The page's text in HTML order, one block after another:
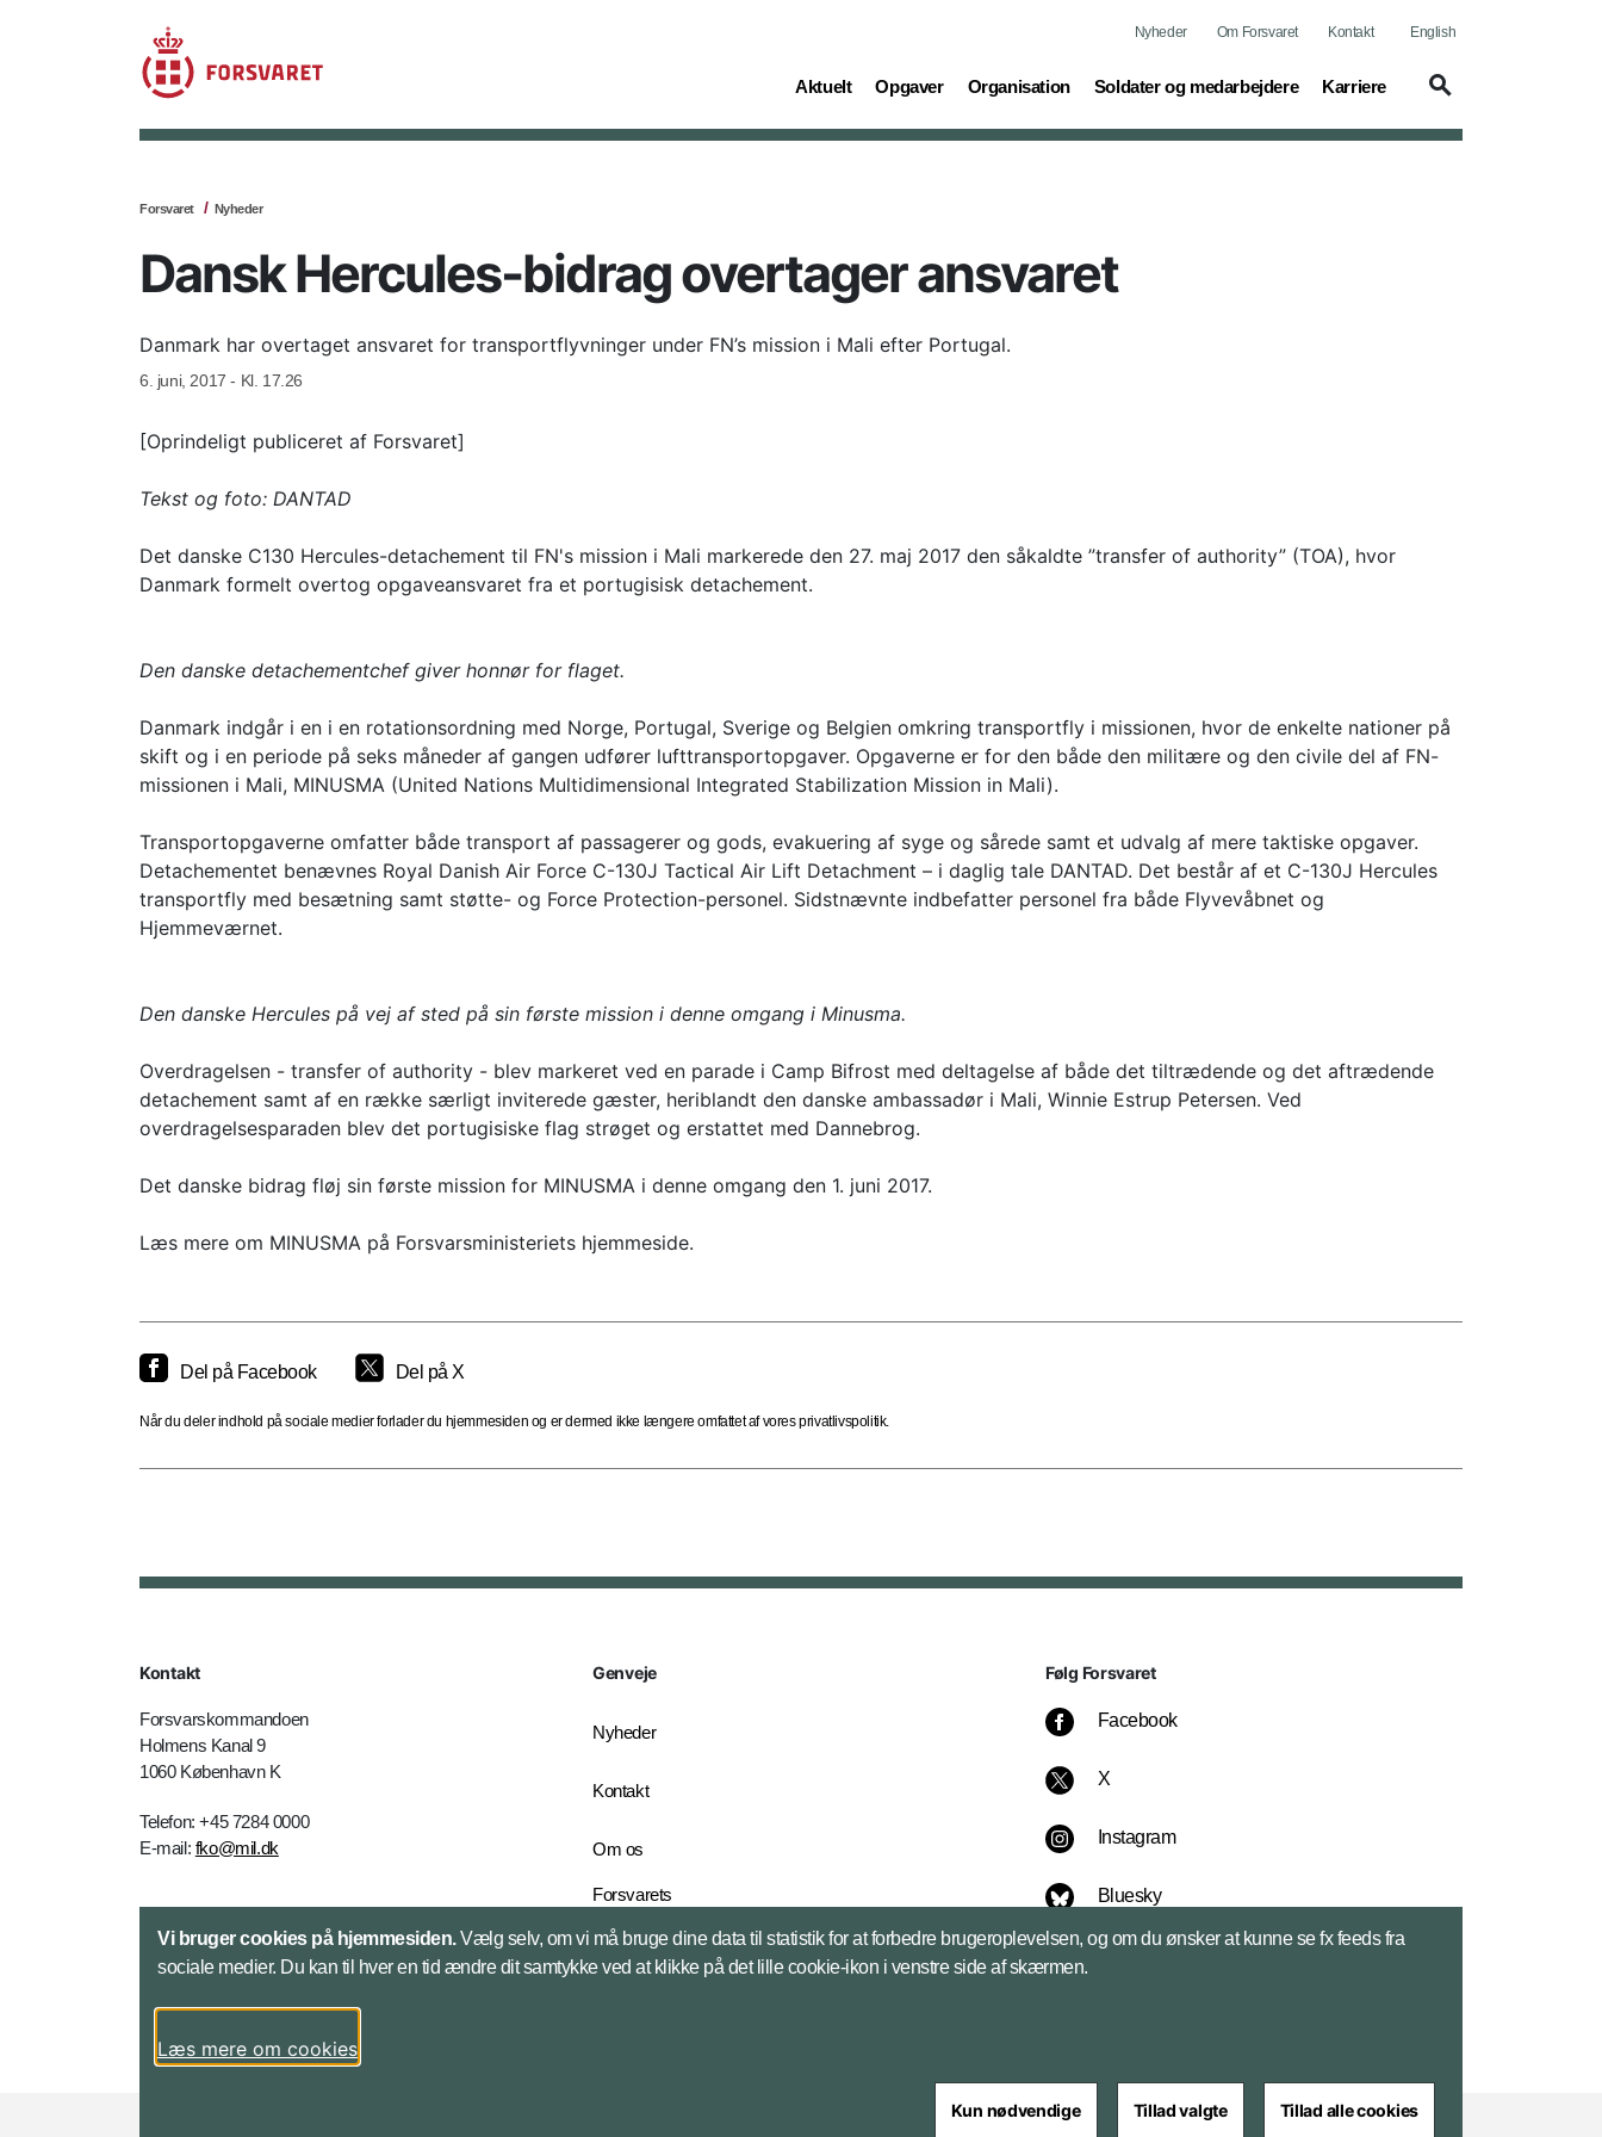
Nyheder Om Forsvaret Kontakt English
Aktuelt
(current) Opgaver
(current) Organisation
(current) Soldater og medarbejdere
(current) Karriere
(current)
Forsvaret Nyheder
Dansk Hercules-bidrag overtager ansvaret
Danmark har overtaget ansvaret for transportflyvninger under FN’s mission i Mali efter Portugal.
6. juni, 2017 - Kl. 17.26
[Oprindeligt publiceret af Forsvaret]
Tekst og foto: DANTAD
Det danske C130 Hercules-detachement til FN's mission i Mali markerede den 27. maj 2017 den såkaldte ”transfer of authority” (TOA), hvor
Danmark formelt overtog opgaveansvaret fra et portugisisk detachement.
Den danske detachementchef giver honnør for flaget.
Danmark indgår i en i en rotationsordning med Norge, Portugal, Sverige og Belgien omkring transportfly i missionen, hvor de enkelte nationer på
skift og i en periode på seks måneder af gangen udfører lufttransportopgaver. Opgaverne er for den både den militære og den civile del af FN-
missionen i Mali, MINUSMA (United Nations Multidimensional Integrated Stabilization Mission in Mali).
Transportopgaverne omfatter både transport af passagerer og gods, evakuering af syge og sårede samt et udvalg af mere taktiske opgaver.
Detachementet benævnes Royal Danish Air Force C-130J Tactical Air Lift Detachment – i daglig tale DANTAD. Det består af et C-130J Hercules
transportfly med besætning samt støtte- og Force Protection-personel. Sidstnævnte indbefatter personel fra både Flyvevåbnet og
Hjemmeværnet.
Den danske Hercules på vej af sted på sin første mission i denne omgang i Minusma.
Overdragelsen - transfer of authority - blev markeret ved en parade i Camp Bifrost med deltagelse af både det tiltrædende og det aftrædende
detachement samt af en række særligt inviterede gæster, heriblandt den danske ambassadør i Mali, Winnie Estrup Petersen. Ved
overdragelsesparaden blev det portugisiske flag strøget og erstattet med Dannebrog.
Det danske bidrag fløj sin første mission for MINUSMA i denne omgang den 1. juni 2017.
Læs mere om MINUSMA på Forsvarsministeriets hjemmeside.
Del på Facebook Del på X
Når du deler indhold på sociale medier forlader du hjemmesiden og er dermed ikke længere omfattet af vores privatlivspolitik.
Kontakt
Forsvarskommandoen
Holmens Kanal 9
1060 København K
Telefon: +45 7284 0000
E-mail: fko@mil.dk
Kontakt
Genveje
Nyheder
Kontakt
Om os
Forsvarets
English Edition
Følg Forsvaret
Facebook
X
Instagram
Bluesky
LinkedIn
Vi bruger cookies på hjemmesiden.Vælg selv, om vi må bruge dine data til statistik for at forbedre brugeroplevelsen, og om du ønsker at kunne se fx feeds fra
sociale medier. Du kan til hver en tid ændre dit samtykke ved at klikke på det lille cookie-ikon i venstre side af skærmen.
Læs mere om cookies
Kun nødvendige Tillad valgte Tillad alle cookies